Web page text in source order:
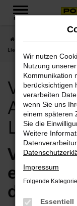
Zum
MENÜ
Lieferservice nach Erfurt
Volvo
Volvo
Wir nutzen
Nutzung
Kommunikation
berücksichtigen
verarbeiten
wenn Sie uns
einem späteren
Sie die
Weitere
Impressum
Folgende
Essentiell